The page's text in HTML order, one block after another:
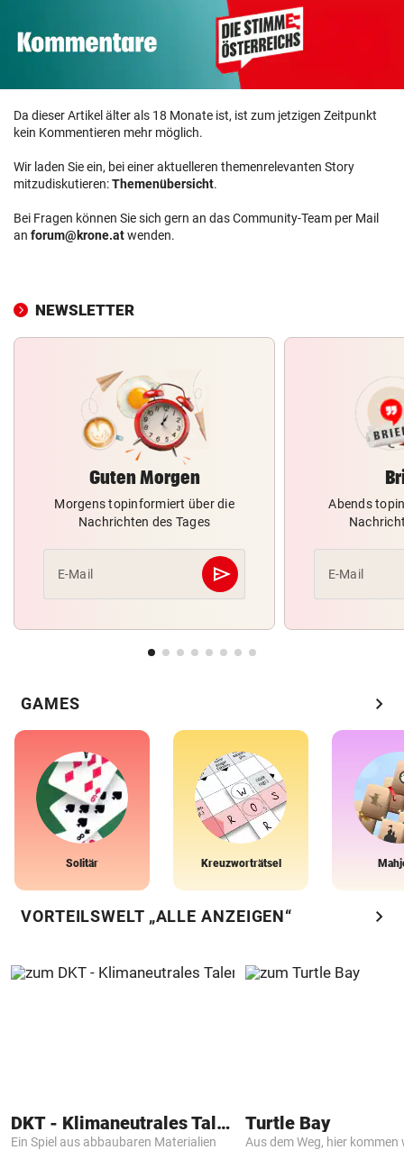
Da dieser Artikel älter als 18 Monate ist, ist zum jetzigen Zeitpunkt
kein Kommentieren mehr möglich.
Wir laden Sie ein, bei einer aktuelleren themenrelevanten Story
mitzudiskutieren:Themenübersicht.
Bei Fragen können Sie sich gern an das Community-Team per Mail
an forum@krone.atwenden.
NEWSLETTER
Guten Morgen
Morgens topinformiert über die
Nachrichten des Tages
E-Mail send
Abschicken
Abends
E-Mail
GAMES chevron_right
Solitär Kreuzworträtsel
VORTEILSWELT „ALLE ANZEIGEN“ chevron_right
DKT - Klimaneutrales Talent
Ein Spiel aus abbaubaren Materialien
Turtle Bay
Aus dem Weg, hier kommen